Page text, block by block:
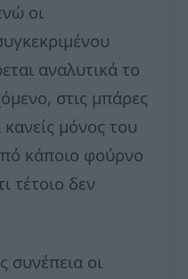
οι
αναλυτικά το
στις μπάρες
μόνος του
κάποιο φούρνο
τέτοιο δεν
συνέπεια οι